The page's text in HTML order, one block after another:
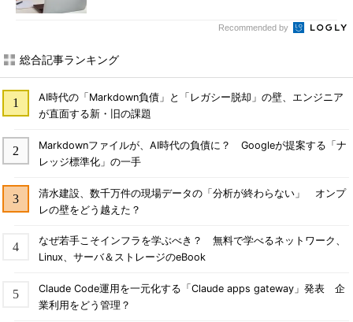
Recommended by
総合記事ランキング
AI時代の「Markdown負債」と「レガシー脱却」の壁、エンジニア
が直面する新・旧の課題
Markdownファイルが、AI時代の負債に？ Googleが提案する「ナ
レッジ標準化」の一手
清水建設、数千万件の現場データの「分析が終わらない」 オンプ
レの壁をどう越えた？
なぜ若手こそインフラを学ぶべき？ 無料で学べるネットワーク、
Linux、サーバ＆ストレージのeBook
Claude Code運用を一元化する「Claude apps gateway」発表 企
業利用をどう管理？